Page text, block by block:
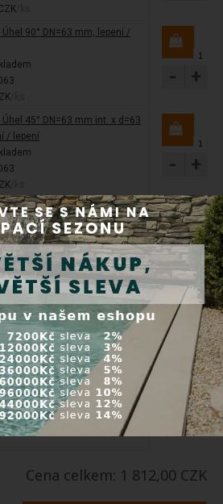
Úhel 90° DN=63 mm, lepení /
- +
Úhel 45° DN=63 mm int. x d=63
/ lepení
- +
kulový ventil Easyfit 63 mm
/ks
- +
U, PVC-C, ABS 125 ml
/ks +
PVC se štětcem 250 g
/ks +
Cena celkem: 1 812,00 CZK